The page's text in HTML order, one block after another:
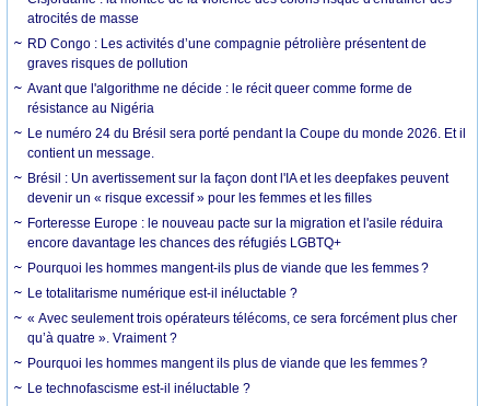
atrocités de masse
RD Congo : Les activités d’une compagnie pétrolière présentent de
graves risques de pollution
Avant que l'algorithme ne décide : le récit queer comme forme de
résistance au Nigéria
Le numéro 24 du Brésil sera porté pendant la Coupe du monde 2026. Et il
contient un message.
Brésil : Un avertissement sur la façon dont l'IA et les deepfakes peuvent
devenir un « risque excessif » pour les femmes et les filles
Forteresse Europe : le nouveau pacte sur la migration et l'asile réduira
encore davantage les chances des réfugiés LGBTQ+
Pourquoi les hommes mangent-ils plus de viande que les femmes ?
Le totalitarisme numérique est-il inéluctable ?
« Avec seulement trois opérateurs télécoms, ce sera forcément plus cher
qu’à quatre ». Vraiment ?
Pourquoi les hommes mangent ils plus de viande que les femmes ?
Le technofascisme est-il inéluctable ?